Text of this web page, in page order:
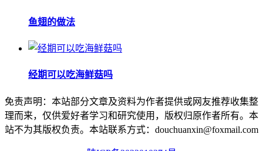
鱼翅的做法
经期可以吃海鲜菇吗
免责声明：本站部分文章及资料为作者提供或网友推荐收集整
理而来，仅供爱好者学习和研究使用，版权归原作者所有。本
站不为其版权负责。本站联系方式：douchuanxin@foxmail.com